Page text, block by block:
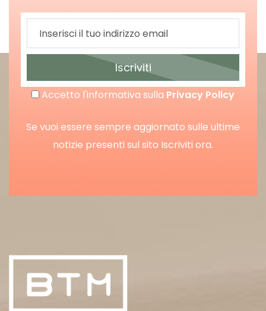
Iscriviti
Accetto l'informativa sulla Privacy Policy
Se vuoi essere sempre aggiornato sulle ultime
notizie presenti sul sito Iscriviti ora.